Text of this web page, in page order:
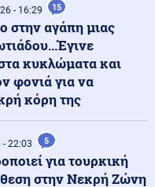
ΑΧΕΠΑ στη Θεσσαλονίκη
- 08:04
από ρωσικές
πόλη Σούμι
- 16:29 15
στην αγάπη μιας
κυκλώματα και
φονιά για να
κόρη της
22:03 5
για τουρκική
στην Νεκρή Ζώνη